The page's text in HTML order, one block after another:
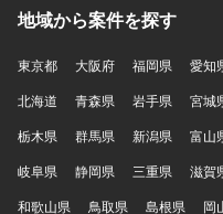
地域から案件を探す
東京都 大阪府 福岡県 愛知
北海道
青森県 岩手県 宮城
栃木県
群馬県 新潟県 富山
岐阜県
静岡県 三重県 滋賀
和歌山県
鳥取県 島根県 岡